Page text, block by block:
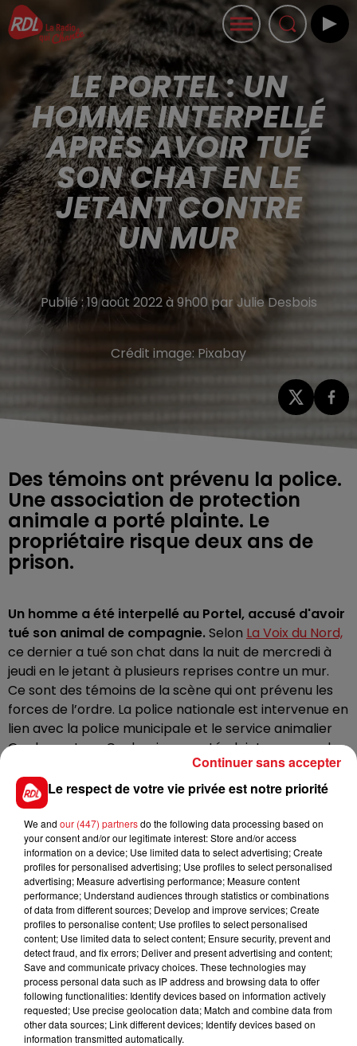
LE PORTEL : UN
HOMME INTERPELLÉ
APRÈS AVOIR TUÉ
SON CHAT EN LE
JETANT CONTRE
UN MUR
Publié : 19 août 2022 à 9h00 par Julie Desbois
Crédit image: Pixabay
Des témoins ont prévenu la police.
Une association de protection
animale a porté plainte. Le
propriétaire risque deux ans de
prison.
Un homme a été interpellé au Portel, accusé d'avoir
tué son animal de compagnie.Selon La Voix du Nord,
ce dernier a tué son chat dans la nuit de mercredi à
jeudi en le jetant à plusieurs reprises contre un mur.
Ce sont des témoins de la scène qui ont prévenu les
forces de l’ordre. La police nationale est intervenue en
lien avec la police municipale et le service animalier
Opale capture. Ce dernier a porté plainte au nom des
associations animales. Le propriétaire est déjà connu
de la justice pour des nuisances animales. Il sera jugé
le 9 mars prochain pour acte de cruauté. Il risque deux
ans de prison et 30.000 euros d'amende.
FIL D'ACTUS
Le respect de votre vie privée est notre priorité
We and our (447) partnersdo the following data processing based on
your consent and/or our legitimate interest: Store and/or access
information on a device; Use limited data to select advertising; Create
profiles for personalised advertising; Use profiles to select personalised
advertising; Measure advertising performance; Measure content
performance; Understand audiences through statistics or combinations
of data from different sources; Develop and improve services; Create
profiles to personalise content; Use profiles to select personalised
content; Use limited data to select content; Ensure security, prevent and
detect fraud, and fix errors; Deliver and present advertising and content;
Save and communicate privacy choices. These technologies may
process personal data such as IP address and browsing data to offer
following functionalities: Identify devices based on information actively
requested; Use precise geolocation data; Match and combine data from
other data sources; Link different devices; Identify devices based on
information transmitted automatically.
Continuer sans accepter